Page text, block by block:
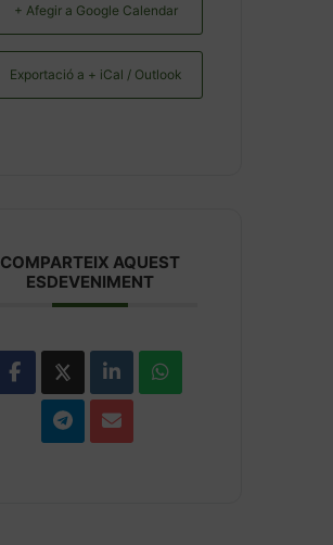
+ Afegir a Google Calendar
Exportació a + iCal / Outlook
COMPARTEIX AQUEST
ESDEVENIMENT